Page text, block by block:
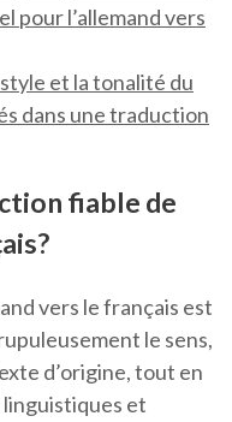
pour l’allemand vers
et la tonalité du
dans une traduction
fiable de
vers le français est
le sens,
d’origine, tout en
et